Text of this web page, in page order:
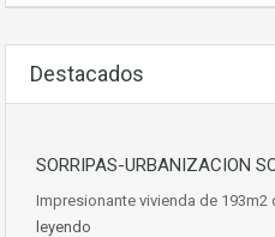
Destacados
SORRIPAS-URBANIZACION
Impresionante vivienda de
leyendo